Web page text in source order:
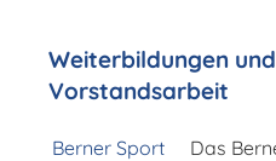
Weiterbildungen
Vorstandsarbeit
Berner Sport
Das